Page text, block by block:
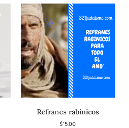
Refranes rabínicos
$15.00